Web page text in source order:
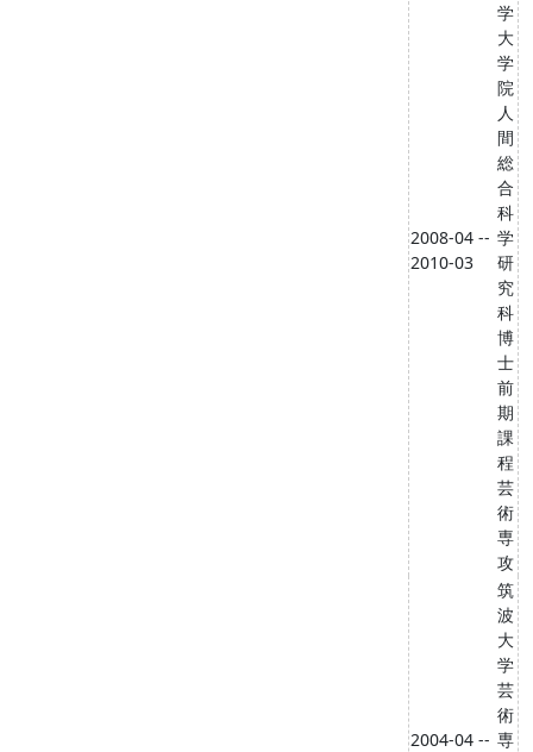
2008-04 --
2010-03
学
大
学
院
人
間
総
合
科
学
研
究
科
博
士
前
期
課
程
芸
術
専
攻
2004-04 --
筑
波
大
学
芸
術
専